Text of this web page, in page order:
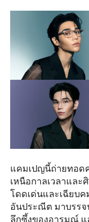
แคมเปญนี้ถ่ายทอด
เหนือกาลเวลาแล
โดดเด่นและเฉียบ
อันประณีต มาบรร
ลึกซึ้งของอารมณ์ แ